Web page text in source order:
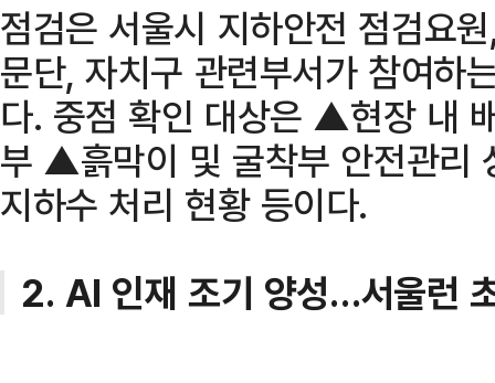
점검은 서울시 지하안전 점검요
문단, 자치구 관련부서가 참여하
다. 중점 확인 대상은 ▲현장 내
부 ▲흙막이 및 굴착부 안전관
지하수 처리 현황 등이다.
2. AI 인재 조기 양성…서울런